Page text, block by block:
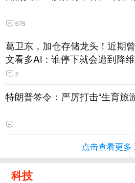
675
葛卫东，加仓存储龙头！近期
文看多AI：谁停下就会遭到降
击 2
特朗普签令：严厉打击“生育旅
点击查看更多
科技